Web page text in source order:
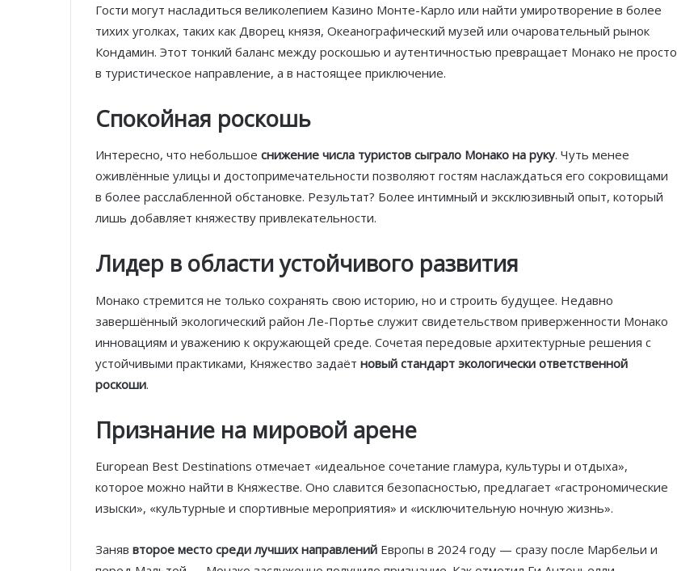
Гости могут насладиться великолепием Казино Монте-Карло или найти умиротворение в более
тихих уголках, таких как Дворец князя, Океанографический музей или очаровательный рынок
Кондамин. Этот тонкий баланс между роскошью и аутентичностью превращает Монако не просто
в туристическое направление, а в настоящее приключение.
Спокойная роскошь
Интересно, что небольшое снижение числа туристов сыграло Монако на руку. Чуть менее
оживлённые улицы и достопримечательности позволяют гостям наслаждаться его сокровищами
в более расслабленной обстановке. Результат? Более интимный и эксклюзивный опыт, который
лишь добавляет княжеству привлекательности.
Лидер в области устойчивого развития
Монако стремится не только сохранять свою историю, но и строить будущее. Недавно
завершённый экологический район Ле-Портье служит свидетельством приверженности Монако
инновациям и уважению к окружающей среде. Сочетая передовые архитектурные решения с
устойчивыми практиками, Княжество задаёт новый стандарт экологически ответственной
роскоши.
Признание на мировой арене
European Best Destinations отмечает «идеальное сочетание гламура, культуры и отдыха»,
которое можно найти в Княжестве. Оно славится безопасностью, предлагает «гастрономические
изыски», «культурные и спортивные мероприятия» и «исключительную ночную жизнь».
Заняв второе место среди лучших направлений Европы в 2024 году — сразу после Марбельи и
Красного Креста Монако
Шарль Леклер вновь в борьбе: